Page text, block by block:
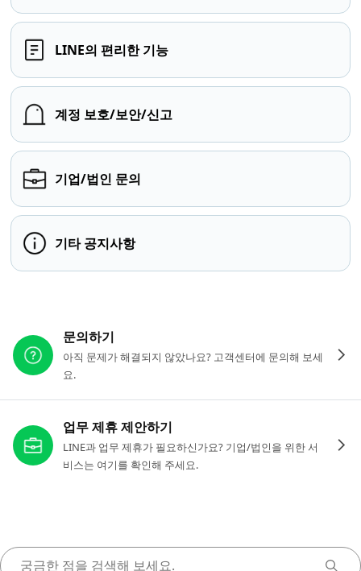
LINE의 편리한 기능
계정 보호/보안/신고
기업/법인 문의
기타 공지사항
문의하기
아직 문제가 해결되지 않았나요? 고객센터에 문의해 보세
요.
업무 제휴 제안하기
LINE과 업무 제휴가 필요하신가요? 기업/법인을 위한 서
비스는 여기를 확인해 주세요.